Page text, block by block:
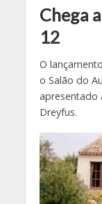
Chega
12
O
o Salão do
apresentado
Dreyfus.